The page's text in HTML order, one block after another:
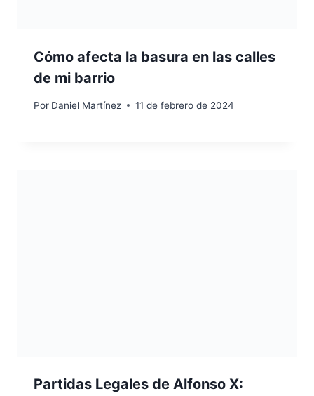
Cómo afecta la basura en las calles
de mi barrio
Por Daniel Martínez 11 de febrero de 2024
Partidas Legales de Alfonso X: